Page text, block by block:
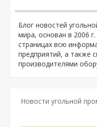
Блог новостей
мира, основан в 2006
страницах всю
предприятий, а также
производителями
Новости угольной